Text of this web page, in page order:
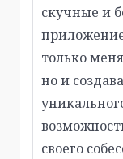
скучные и
только
но и
своего